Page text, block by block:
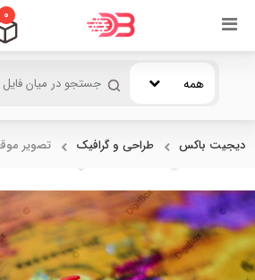
0
همه
دیجیت باکس طراحی و گرافیک تصویر